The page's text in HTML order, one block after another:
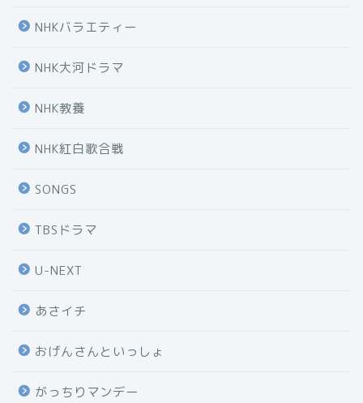
NHKバラエティー
NHK大河ドラマ
NHK教養
NHK紅白歌合戦
SONGS
TBSドラマ
U-NEXT
あさイチ
おげんさんといっしょ
がっちりマンデー